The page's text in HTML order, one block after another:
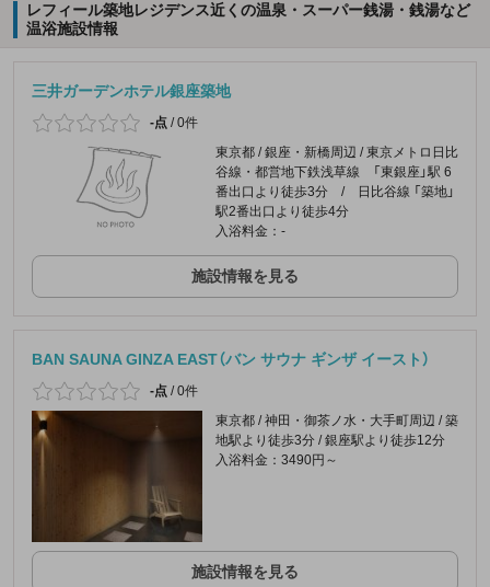
レフィール築地レジデンス近くの温泉・スーパー銭湯・銭湯など
温浴施設情報
三井ガーデンホテル銀座築地
-点 /0件
東京都 / 銀座・新橋周辺 / 東京メトロ日比
谷線・都営地下鉄浅草線 「東銀座」駅 6
番出口より徒歩3分 / 日比谷線 「築地」
駅2番出口より徒歩4分
入浴料金：-
施設情報を見る
BAN SAUNA GINZA EAST（バン サウナ ギンザ イースト）
-点 /0件
東京都 / 神田・御茶ノ水・大手町周辺 / 築
地駅より徒歩3分 / 銀座駅より徒歩12分
入浴料金：3490円～
施設情報を見る